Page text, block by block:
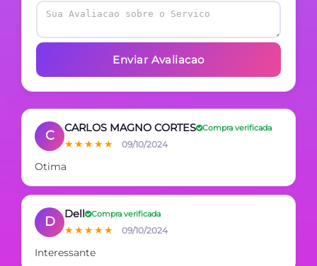
Enviar Avaliacao
C
CARLOS MAGNO CORTES Compra verificada
★★★★★ 09/10/2024
Otima
D
Dell Compra verificada
★★★★★ 09/10/2024
Interessante